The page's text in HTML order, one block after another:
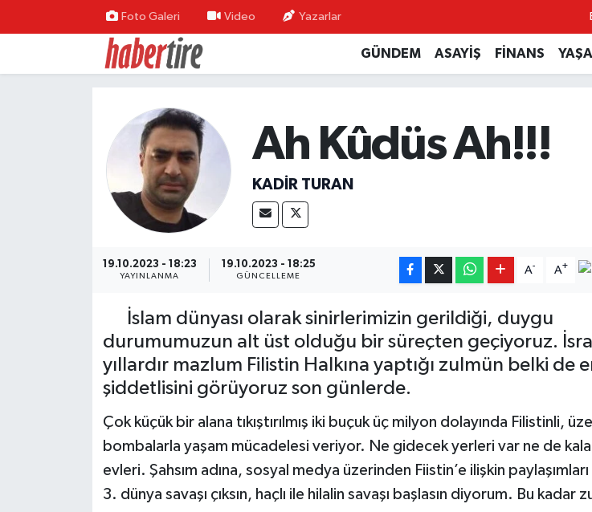
Foto Galeri Video Yazarlar
GÜNDEM ASAYİŞ FİNANS
Ah Kûdüs Ah!!!
KADIR TURAN
19.10.2023 - 18:23
YAYINLANMA
19.10.2023 - 18:25
GÜNCELLEME
A- A+
İslam dünyası olarak sinirlerimizin gerildiği, duygu
durumumuzun alt üst olduğu bir süreçten geçiyoruz.
yıllardır mazlum Filistin Halkına yaptığı zulmün belki de
şiddetlisini görüyoruz son günlerde.
Çok küçük bir alana tıkıştırılmış iki buçuk üç milyon dolayında Filistinli,
bombalarla yaşam mücadelesi veriyor. Ne gidecek yerleri var ne de
evleri. Şahsım adına, sosyal medya üzerinden Fiistin’e ilişkin
3. dünya savaşı çıksın, haçlı ile hilalin savaşı başlasın diyorum. Bu kadar
Tire Nöbetçi Eczaneler
Tire Trafik Yoğunluk Haritası
Süper Lig Puan Durumu ve Fikstür
Tüm Manşetler
Son Dakika Haberleri